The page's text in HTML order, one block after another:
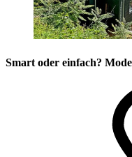
Smart oder einfach?